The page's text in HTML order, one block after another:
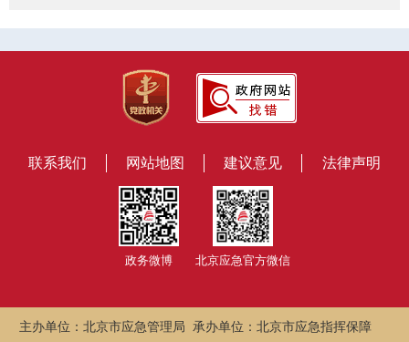
联系我们 网站地图 建议意见 法律声明
政务微博 北京应急官方微信
主办单位：北京市应急管理局 承办单位：北京市应急指挥保障